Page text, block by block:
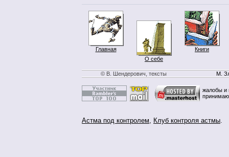
Главная
О себе
Книги
© В. Шендерович, тексты М.
жалобы и
Астма под контролем, Клуб контроля астмы.